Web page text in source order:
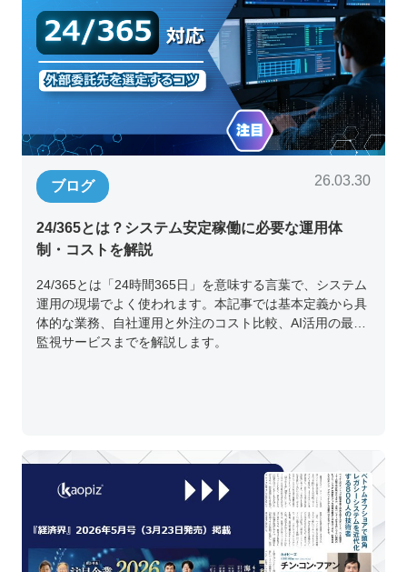
ブログ 26.03.30
24/365とは？システム安定稼働に必要な運用体
制・コストを解説
24/365とは「24時間365日」を意味する言葉で、システム
運用の現場でよく使われます。本記事では基本定義から具
体的な業務、自社運用と外注のコスト比較、AI活用の最新
監視サービスまでを解説します。